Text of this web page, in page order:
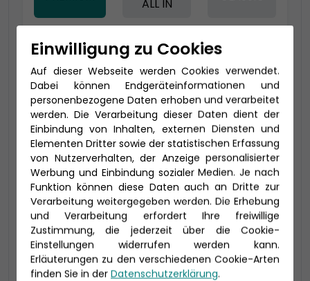
ALL IN
-150 € - Frühbucher Plus
2-Bett Panorama (VP)
24-27 qm (bis zu 3 Personen), inklusive
Veranda (7 qm), exponierte Lage auf dem
Patiodeck am Bug von Deck 16, Bad mit
Einwilligung zu Cookies
Auf dieser Webseite werden Cookies verwendet.
Dabei können Endgeräteinformationen und
personenbezogene Daten erhoben und verarbeitet
werden. Die Verarbeitung dieser Daten dient der
Einbindung von Inhalten, externen Diensten und
Elementen Dritter sowie der statistischen Erfassung
von Nutzerverhalten, der Anzeige personalisierter
Werbung und Einbindung sozialer Medien. Je nach
Funktion können diese Daten auch an Dritte zur
Verarbeitung weitergegeben werden. Die Erhebung
und Verarbeitung erfordert Ihre freiwillige
Zustimmung, die jederzeit über die Cookie-
Einstellungen widerrufen werden kann.
Erläuterungen zu den verschiedenen Cookie-Arten
finden Sie in der Datenschutzerklärung.